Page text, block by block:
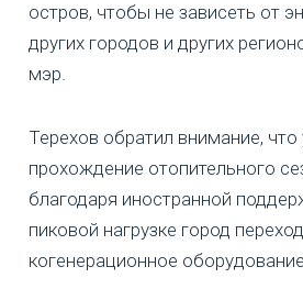
остров, чтобы не зависеть от
других городов и других
мэр.
Терехов обратил внимание,
прохождение отопительного
благодаря иностранной
пиковой нагрузке город
когенерационное